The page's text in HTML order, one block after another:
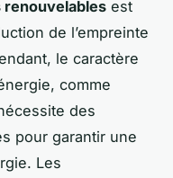
renouvelables est
de l’empreinte
le caractère
comme
des
pour garantir une
Les